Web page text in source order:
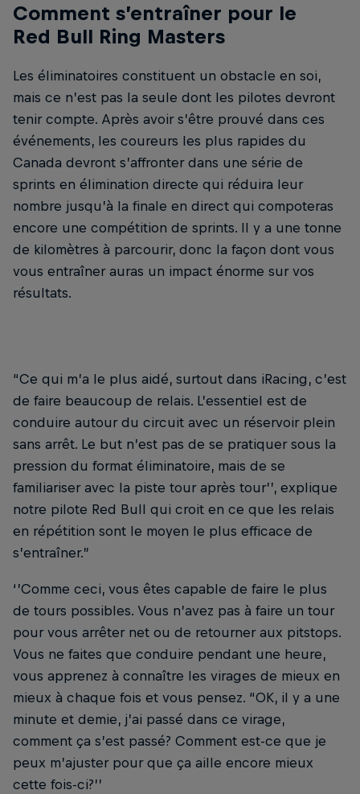
Comment s’entraîner pour le
Red Bull Ring Masters
Les éliminatoires constituent un obstacle en soi,
mais ce n’est pas la seule dont les pilotes devront
tenir compte. Après avoir s’être prouvé dans ces
événements, les coureurs les plus rapides du
Canada devront s’affronter dans une série de
sprints en élimination directe qui réduira leur
nombre jusqu’à la finale en direct qui compoteras
encore une compétition de sprints. Il y a une tonne
de kilomètres à parcourir, donc la façon dont vous
vous entraîner auras un impact énorme sur vos
résultats.
“Ce qui m’a le plus aidé, surtout dans iRacing, c’est
de faire beaucoup de relais. L’essentiel est de
conduire autour du circuit avec un réservoir plein
sans arrêt. Le but n’est pas de se pratiquer sous la
pression du format éliminatoire, mais de se
familiariser avec la piste tour après tour’’, explique
notre pilote Red Bull qui croit en ce que les relais
en répétition sont le moyen le plus efficace de
s’entraîner.”
‘’Comme ceci, vous êtes capable de faire le plus
de tours possibles. Vous n’avez pas à faire un tour
pour vous arrêter net ou de retourner aux pitstops.
Vous ne faites que conduire pendant une heure,
vous apprenez à connaître les virages de mieux en
mieux à chaque fois et vous pensez. “OK, il y a une
minute et demie, j’ai passé dans ce virage,
comment ça s’est passé? Comment est-ce que je
peux m’ajuster pour que ça aille encore mieux
cette fois-ci?’’